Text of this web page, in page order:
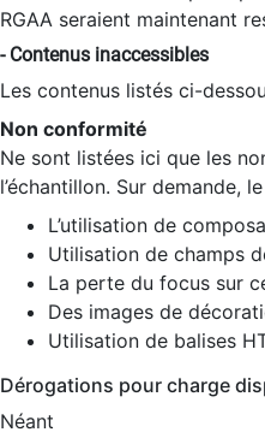
RGAA seraient maintenant
- Contenus inaccessibles
Les contenus listés ci-
Non conformité
Ne sont listées ici que les
l’échantillon. Sur demande,
L’utilisation de
Utilisation de champs
La perte du focus sur
Des images de
Utilisation de balises
Dérogations pour charge
Néant